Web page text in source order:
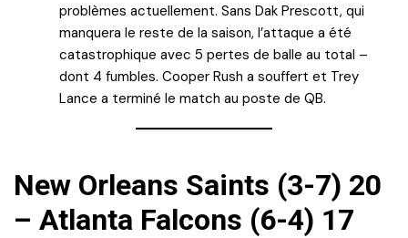
problèmes actuellement. Sans Dak Prescott, qui
manquera le reste de la saison, l’attaque a été
catastrophique avec 5 pertes de balle au total –
dont 4 fumbles. Cooper Rush a souffert et Trey
Lance a terminé le match au poste de QB.
New Orleans Saints (3-7) 20
– Atlanta Falcons (6-4) 17